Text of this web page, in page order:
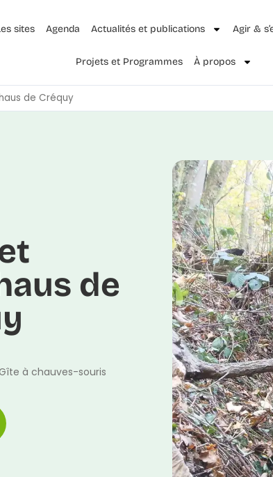
sites Agenda Actualités et publications Agir &
Projets et Programmes À propos
de Créquy
de
à chauves-souris